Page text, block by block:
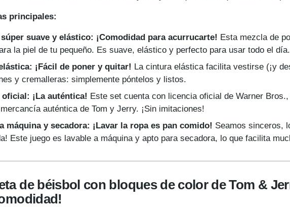
principales:
suave y elástico: ¡Comodidad para acurrucarte! Esta mezcla de
la piel de tu pequeño. Es suave, elástico y perfecto para usar todo el día.
¡Fácil de poner y quitar! La cintura elástica facilita vestirse (¡y
y cremalleras: simplemente póntelos y listos.
oficial: ¡La auténtica! Este set cuenta con licencia oficial de Warner
auténtica de Tom y Jerry. ¡Sin imitaciones!
máquina y secadora: ¡Lavar la ropa es pan comido! Seamos sinceros,
Este juego es lavable a máquina y apto para secadora, lo que facilita
de béisbol con bloques de color de Tom &